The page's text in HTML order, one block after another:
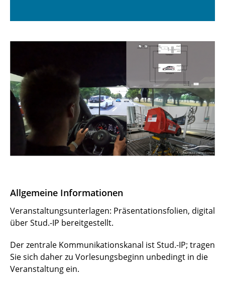
Fahrzeughomologation (Teilmodul)
Fahrzeugschwingungen
Grundlagen der Fahrzeugkonstruktion
Grundlagen der Fahrzeugtechnik
Integrale Sicherheit (Teilmodul)
Intelligent and Connected Vehicles
Maschinelles Lernen für das automatisierte
Fahren
Numerische Methoden in der
Allgemeine Informationen
Veranstaltungsunterlagen: Präsentationsfolien, digital
über Stud.-IP bereitgestellt.
Der zentrale Kommunikationskanal ist Stud.-IP; tragen
Sie sich daher zu Vorlesungsbeginn unbedingt in die
Veranstaltung ein.